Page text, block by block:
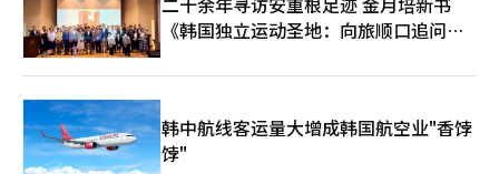
业。 金融企业家精神的本质 朴相镇会长的金融企业家精神可以总
结为“投资于韩国的未来的金融”。他将AI视为不仅是金融公司提
高工作效率的技术，更是决定国家产业竞争力的核心资产。国民成
长基金、先进战略产业基金、AI数据中心和半导体投资的扩大，均
愿景是，产业银行应成为韩国AI产业革命的投资银行。未来，韩国
在AI时代的竞争力不仅来自技术，更来自于对未来的信任和投资的
金融。朴相镇正在重新书写这一金融的方向。 SWOT分析：
《韩国独立运动圣地：向旅顺口追问历
韩中航线客运量大增成韩国航空业"香饽
饽"